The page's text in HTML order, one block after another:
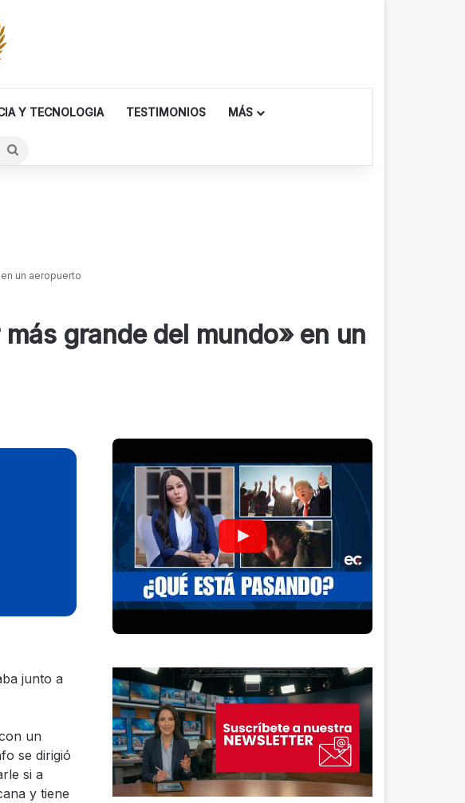
Y TECNOLOGIA TESTIMONIOS MÁS
un aeropuerto
grande del mundo» en un
junto a
un
se dirigió
si a
y tiene